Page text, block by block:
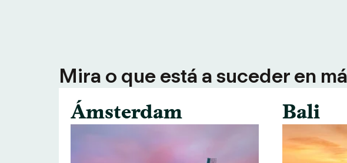
Mira o que está a suceder en
Ámsterdam
Bali